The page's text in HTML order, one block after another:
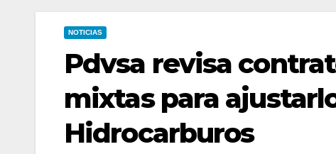
NOTICIAS
Pdvsa revisa
mixtas para
Hidrocarburos